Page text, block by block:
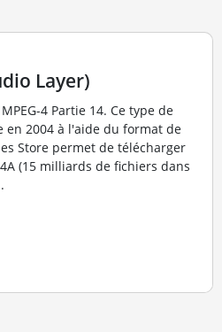
Layer)
4 Partie 14. Ce type de
2004 à l'aide du format de
Store permet de télécharger
(15 milliards de fichiers dans